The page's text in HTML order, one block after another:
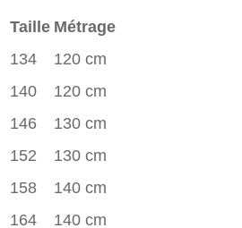
Taille Métrage
134
120 cm
140
120 cm
146
130 cm
152
130 cm
158
140 cm
164
140 cm